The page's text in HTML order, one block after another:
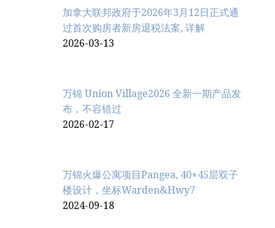
加拿大联邦政府于2026年3月12日正式通
过首次购房者新房退税法案, 详解
2026-03-13
万锦 Union Village2026 全新一期产品发
布，不容错过
2026-02-17
万锦火爆公寓项目Pangea, 40+45层双子
楼设计，坐标Warden&Hwy7
2024-09-18